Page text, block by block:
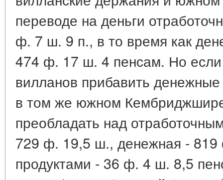
переводе на деньги
ф. 7 ш. 9 п., в то время как
474 ф. 17 ш. 4 пенсам. Но
вилланов прибавить
в том же южном
преобладать над
729 ф. 19,5 ш., денежная -
продуктами - 36 ф. 4 ш. 8,5